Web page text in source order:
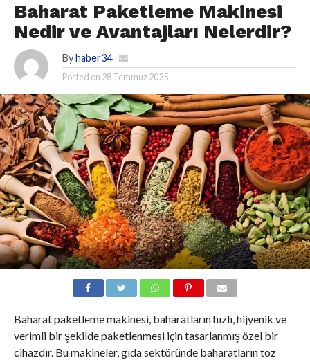
Baharat Paketleme Makinesi
Nedir ve Avantajları Nelerdir?
By haber34
Posted on 28 Temmuz 2025
Baharat paketleme makinesi, baharatların hızlı, hijyenik ve
verimli bir şekilde paketlenmesi için tasarlanmış özel bir
cihazdır. Bu makineler, gıda sektöründe baharatların toz